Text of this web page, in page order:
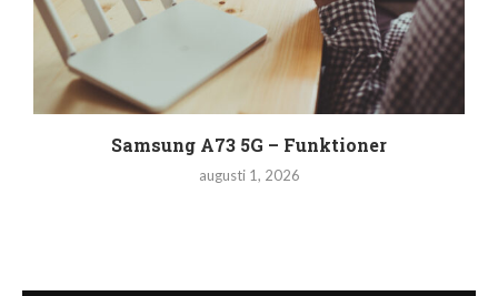
Samsung A73 5G – Funktioner
augusti 1, 2026